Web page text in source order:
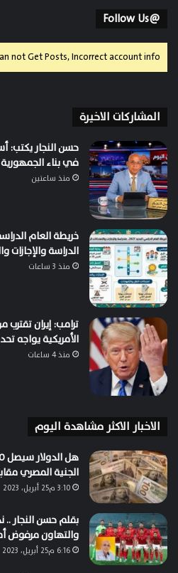
@Follow Us
not Get Posts, Incorrect account info.
المشاركات الاخيرة
حسن النجار يكتب:
في بناء
منذ ساعتين
الدراسة والإجازات
منذ 3 ساعات
ترامب: إيران
الأمريكية يواجه
منذ 4 ساعات
الاخبار الاكثر مشاهدة اليوم
الجنية المصري
3:10 م25 أبريل، 2023
بقلم حسن النجار ..
والتهاون مرفوض
6:16 م25 أبريل، 2023